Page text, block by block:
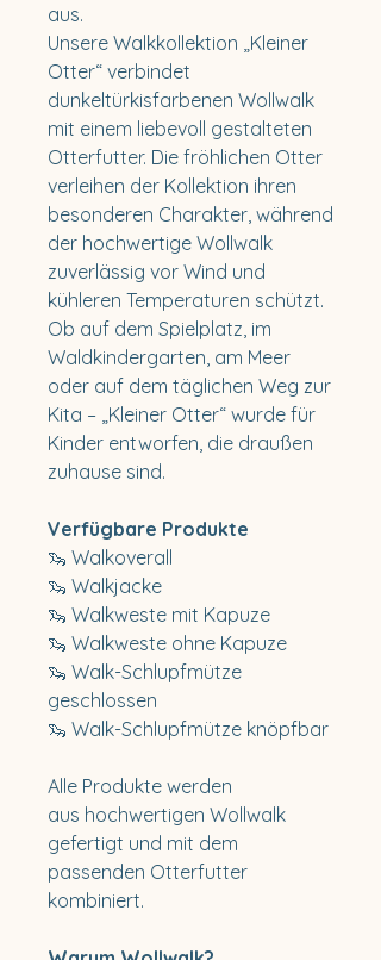
aus.
Unsere Walkkollektion „Kleiner
Otter“ verbindet
dunkeltürkisfarbenen Wollwalk
mit einem liebevoll gestalteten
Otterfutter. Die fröhlichen Otter
verleihen der Kollektion ihren
besonderen Charakter, während
der hochwertige Wollwalk
zuverlässig vor Wind und
kühleren Temperaturen schützt.
Ob auf dem Spielplatz, im
Waldkindergarten, am Meer
oder auf dem täglichen Weg zur
Kita – „Kleiner Otter“ wurde für
Kinder entworfen, die draußen
zuhause sind.
Verfügbare Produkte
🦦 Walkoverall
🦦 Walkjacke
🦦 Walkweste mit Kapuze
🦦 Walkweste ohne Kapuze
🦦 Walk-Schlupfmütze
geschlossen
🦦 Walk-Schlupfmütze knöpfbar
Alle Produkte werden
aus hochwertigen Wollwalk
gefertigt und mit dem
passenden Otterfutter
kombiniert.